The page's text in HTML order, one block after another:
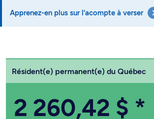
Apprenez-en plus sur l’acompte à verser
Choisissez votre statut
Résident(e) permanent(e) du Québec
2 260,42 $ *